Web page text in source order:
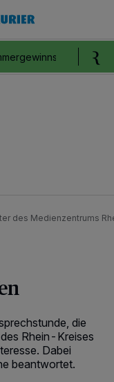
des Medienzentrums
die
Rhein-Kreises
Dabei
beantwortet.